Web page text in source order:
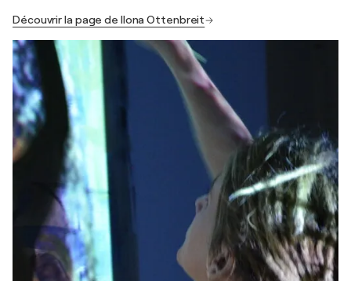
Découvrir la page de Ilona Ottenbreit